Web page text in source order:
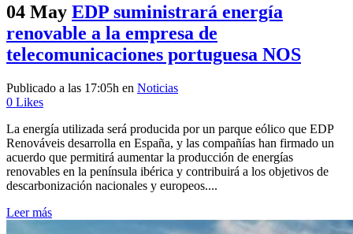
04 May EDP suministrará energía
renovable a la empresa de
telecomunicaciones portuguesa NOS
Publicado a las 17:05h en Noticias
0 Likes
La energía utilizada será producida por un parque eólico que EDP
Renováveis desarrolla en España, y las compañías han firmado un
acuerdo que permitirá aumentar la producción de energías
renovables en la península ibérica y contribuirá a los objetivos de
descarbonización nacionales y europeos....
Leer más